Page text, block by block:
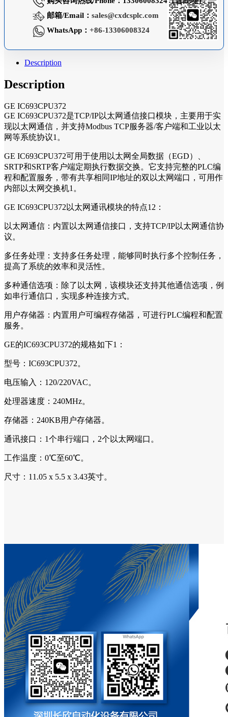
邮箱/Email： sales@cxdcsplc.com
WhatsApp： +86-13306008324
Description
Description
GE IC693CPU372
GE IC693CPU372是TCP/IP以太网通信接口模块，主要用于实
现以太网通信，并支持Modbus TCP服务器/客户端和工业以太
网等系统协议1。
GE IC693CPU372可用于使用以太网全局数据（EGD）、
SRTP和SRTP客户端定期执行数据交换。它支持完整的PLC编
程和配置服务，带有共享相同IP地址的双以太网端口，可用作
内部以太网交换机1。
GE IC693CPU372以太网通讯模块的特点12：
以太网通信：内置以太网通信接口，支持TCP/IP以太网通信协
议。
多任务处理：支持多任务处理，能够同时执行多个控制任务，
提高了系统的效率和灵活性。
多种通信选项：除了以太网，该模块还支持其他通信选项，例
如串行通信口，实现多种连接方式。
用户存储器：内置用户可编程存储器，可进行PLC编程和配置
服务。
GE的IC693CPU372的规格如下1：
型号：IC693CPU372。
电压输入：120/220VAC。
处理器速度：240MHz。
存储器：240KB用户存储器。
通讯接口：1个串行端口，2个以太网端口。
工作温度：0℃至60℃。
尺寸：11.05 x 5.5 x 3.43英寸。